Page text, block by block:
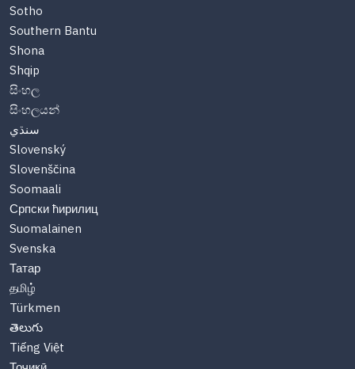
Sotho
Southern Bantu
Shona
Shqip
සිංහල
සිංහලයන්
سنڌي
Slovenský
Slovenščina
Soomaali
Српски ћирилиц
Suomalainen
Svenska
Татар
தமிழ்
Türkmen
తెలుగు
Tiếng Việt